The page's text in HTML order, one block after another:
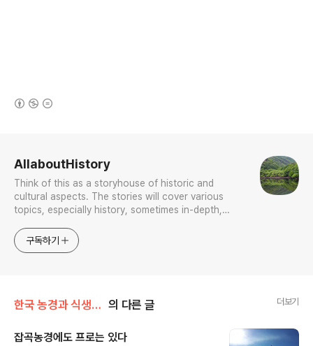
AllaboutHistory
Think of this as a storyhouse of historic and
cultural aspects. The stories will cover various
topics, especially history, sometimes in-depth,
approach will be to resist any common sense or
generalized viewpoint
구독하기
한국 농경과 식생활의 역사 의 다른 글 더보기
잡곡농경에도 프로는 있다